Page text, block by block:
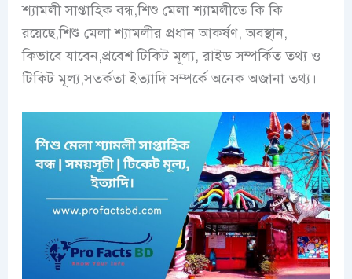
শ্যামলী সাপ্তাহিক বন্ধ,শিশু মেলা শ্যামলীতে কি কি
রয়েছে,শিশু মেলা শ্যামলীর প্রধান আকর্ষণ, অবস্থান,
কিভাবে যাবেন,প্রবেশ টিকিট মূল্য, রাইড সম্পর্কিত তথ্য ও
টিকিট মূল্য,সতর্কতা ইত্যাদি সম্পর্কে অনেক অজানা তথ্য।